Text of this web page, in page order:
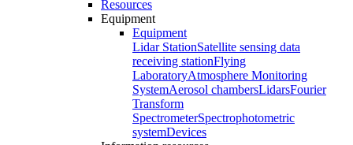
Resources
Equipment
Equipment
Lidar StationSatellite sensing data
receiving stationFlying
LaboratoryAtmosphere Monitoring
SystemAerosol chambersLidarsFourier
Transform
SpectrometerSpectrophotometric
systemDevices